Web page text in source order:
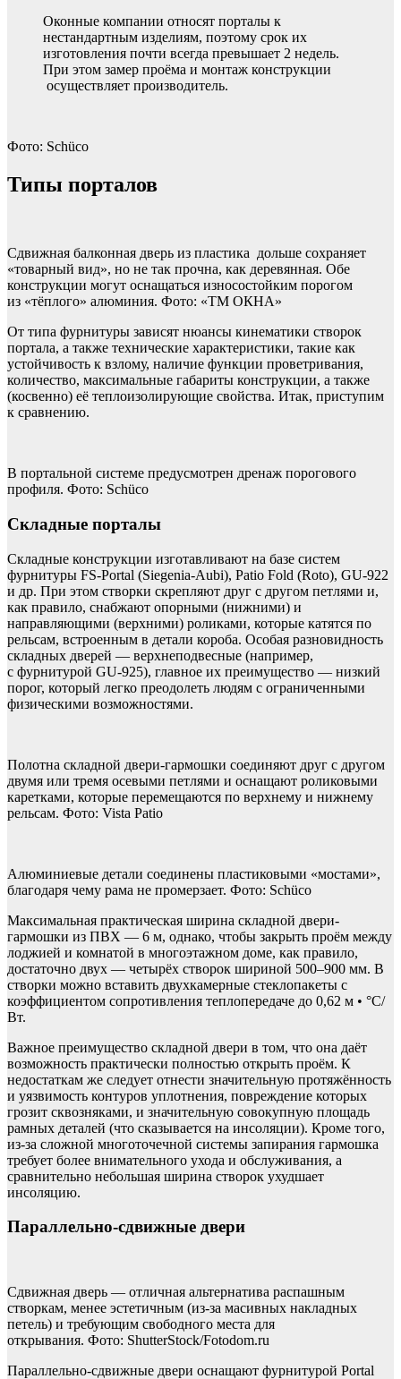
Оконные компании относят порталы к
нестандартным изделиям, поэтому срок их
изготовления почти всегда превышает 2 недель.
При этом замер проёма и монтаж конструкции
осуществляет производитель.
Фото: Schüco
Типы порталов
Сдвижная балконная дверь из пластика дольше сохраняет
«товарный вид», но не так прочна, как деревянная. Обе
конструкции могут оснащаться износостойким порогом
из «тёплого» алюминия. Фото: «ТМ ОКНА»
От типа фурнитуры зависят нюансы кинематики створок
портала, а также технические характеристики, такие как
устойчивость к взлому, наличие функции проветривания,
количество, максимальные габариты конструкции, а также
(косвенно) её теплоизолирующие свойства. Итак, приступим
к сравнению.
В портальной системе предусмотрен дренаж порогового
профиля. Фото: Schüco
Складные порталы
Складные конструкции изготавливают на базе систем
фурнитуры FS-Portal (Siegenia-Aubi), Patio Fold (Roto), GU-922
и др. При этом створки скрепляют друг с другом петлями и,
как правило, снабжают опорными (нижними) и
направляющими (верхними) роликами, которые катятся по
рельсам, встроенным в детали короба. Особая разновидность
складных дверей — верхнеподвесные (например,
с фурнитурой GU-925), главное их пре­имущество — низкий
порог, который легко преодолеть людям с ограниченными
физическими возможностями.
Полотна складной двери-гармошки соединяют друг с другом
двумя или тремя осевыми петлями и оснащают роликовыми
каретками, которые перемещаются по верхнему и нижнему
рельсам. Фото: Vista Patio
Алюминиевые детали соединены пластиковыми «мостами»,
благодаря чему рама не промерзает. Фото: Schüco
Максимальная практическая ширина складной двери-
гармошки из ПВХ — 6 м, однако, чтобы закрыть проём между
лоджией и комнатой в многоэтажном доме, как правило,
достаточно двух — четырёх створок шириной 500–900 мм. В
створки можно вставить двухкамерные стеклопакеты с
коэффициентом сопротивления теплопередаче до 0,62 м • °С/
Вт.
Важное преимущество складной двери в том, что она даёт
возможность практически полностью открыть проём. К
недостаткам же следует отнести значительную протяжённость
и уязвимость контуров уплотнения, повреждение которых
грозит сквозняками, и значительную совокупную площадь
рамных деталей (что сказывается на инсоляции). Кроме того,
из-за сложной многоточечной системы запирания гармошка
требует более внимательного ухода и обслуживания, а
сравнительно небольшая ширина створок ухудшает
инсоляцию.
Параллельно-cдвижные двери
Сдвижная дверь — отличная альтернатива распашным
створкам, менее эстетичным (из-за масивных накладных
петель) и требующим свободного места для
открывания. Фото: ShutterStock/Fotodom.ru
Параллельно-cдвижные двери оснащают фурнитурой Portal